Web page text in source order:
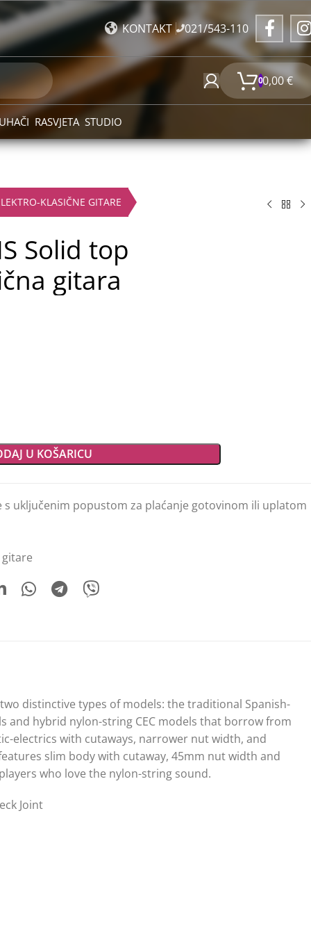
KONTAKT 021/543-110
00,00€
RASVJETA STUDIO
KLASIČNE GITARE
Solid top
gitara
U KOŠARICU
s uključenim popustom za plaćanje gotovinom ili uplatom
distinctive types of models: the traditional Spanish-
and hybrid nylon-string CEC models that borrow from
electrics with cutaways, narrower nut width, and
slim body with cutaway, 45mm nut width and
who love the nylon-string sound.
Joint